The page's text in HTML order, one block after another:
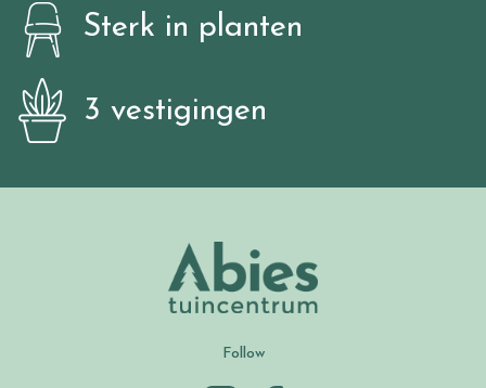
Sterk in planten
3 vestigingen
Follow